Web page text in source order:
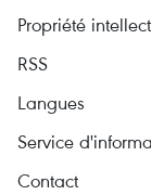
Propriété
RSS
Langues
Service
Contact